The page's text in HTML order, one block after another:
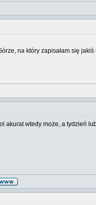
na który zapisałam się jakiś
akurat wtedy może, a tydzień